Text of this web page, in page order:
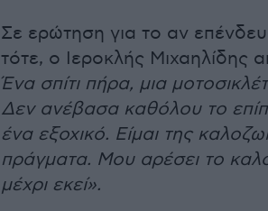
Σε ερώτηση για το αν
τότε, ο Ιεροκλής Μιχαηλίδης
Ένα σπίτι πήρα, μια
Δεν ανέβασα καθόλου το
ένα εξοχικό. Είμαι της
πράγματα. Μου αρέσει το
μέχρι εκεί».